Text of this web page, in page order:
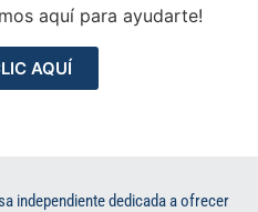
aquí para ayudarte!
AQUÍ
independiente dedicada a ofrecer